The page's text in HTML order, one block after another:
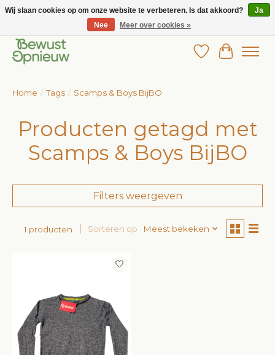
Wij bieden het grootste aanbod in betaalbare kinderkleding!
Verlanglijst
Home / Tags / Scamps & Boys BijBO
Producten getagd met
Scamps & Boys BijBO
Filters weergeven
1 producten Sorteren op Meest bekeken
Wij slaan cookies op om onze website te verbeteren. Is dat akkoord?
Ja
Nee
Meer over cookies »